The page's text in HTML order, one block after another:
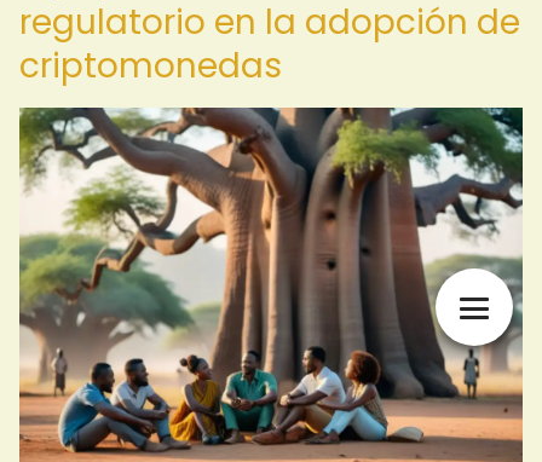
regulatorio en la adopción de
criptomonedas